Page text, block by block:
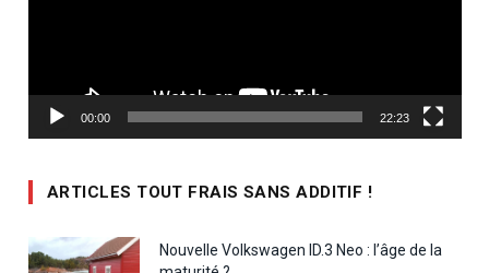
00:00 22:23
ARTICLES TOUT FRAIS SANS ADDITIF !
Nouvelle Volkswagen ID.3 Neo : l’âge de la